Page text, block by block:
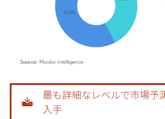
画像 © Mordor Intelligence。再利用にはCC